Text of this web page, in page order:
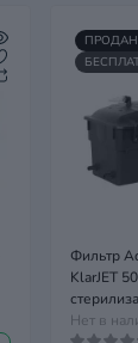
Фильтр
KlarJET
Нет в